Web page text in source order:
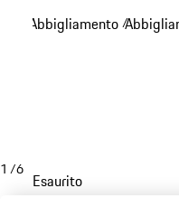
principale
Abbigliamento /
1 /6
Esaurito